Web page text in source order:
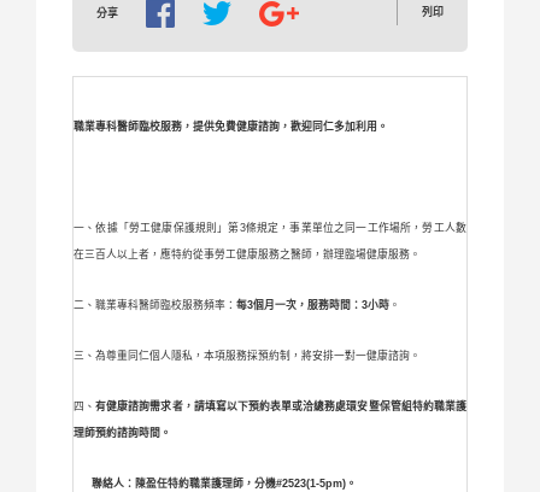
分享 列印
職業專科醫師臨校服務，提供免費健康諮詢，歡迎同仁多加利用。
一、依據「勞工健康保護規則」第3條規定，事業單位之同一工作場所，勞工人數
在三百人以上者，應特約從事勞工健康服務之醫師，辦理臨場健康服務。
二、職業專科醫師臨校服務頻率： 每3個月一次，服務時間：3小時 。
三、為尊重同仁個人隱私，本項服務採預約制，將安排一對一健康諮詢。
四、有健康諮詢需求者，請填寫以下預約表單或洽總務處環安暨保管組特約職業護
理師預約諮詢時間。
聯絡人：陳盈任特約職業護理師，分機#2523(1-5pm)。